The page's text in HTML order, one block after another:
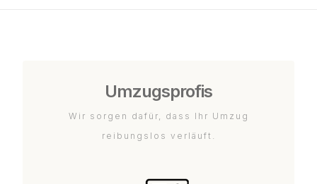
Umzugsprofis
Wir sorgen dafür, dass Ihr Umzug
reibungslos verläuft.